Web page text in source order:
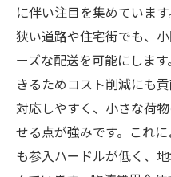
に伴い注目を集めていま
狭い道路や住宅街でも、
ーズな配送を可能にしま
きるためコスト削減にも
対応しやすく、小さな荷
せる点が強みです。これ
も参入ハードルが低く、